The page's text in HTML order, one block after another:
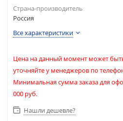
Страна-производитель
Россия
Все характеристики
Цена на данный момент может
уточняйте у менеджеров по
Минимальная сумма заказа для
000 руб.
Нашли дешевле?